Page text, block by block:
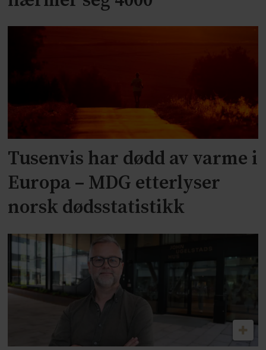
Tusenvis har dødd av varme i
Europa – MDG etterlyser
norsk dødsstatistikk